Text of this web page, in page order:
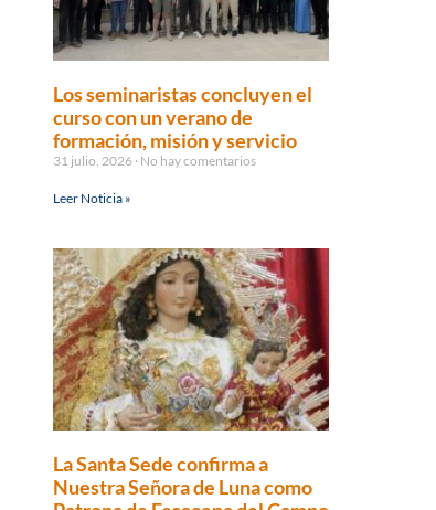
Los seminaristas concluyen el
curso con un verano de
formación, misión y servicio
31 julio, 2026 No hay comentarios
Leer Noticia »
La Santa Sede confirma a
Nuestra Señora de Luna como